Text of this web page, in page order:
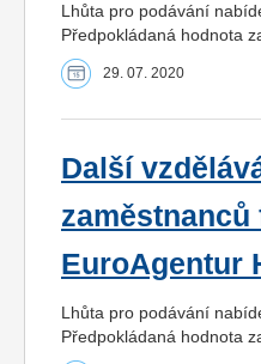
Lhůta pro podávání
Předpokládaná hodnota
29. 07. 2020
Další
zaměstnanců
EuroAgentur
Lhůta pro podávání
Předpokládaná hodnota